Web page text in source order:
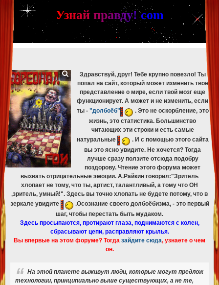
[phpBB Debug] PHP Warning : in file [ROOT]/phpbb/db/driver/mysqli.php
mysqli_fetch_assoc(): Couldn't fetch mysqli_result
[phpBB Debug] PHP Warning: in file[ROOT]/phpbb/db/driver/mysqli.php 329
mysqli_free_result(): Couldn't fetch mysqli_result
[phpBB Debug] PHP Warning
[ROOT]/phpbb/db/driver/mysqli.php on line 265
mysqli_fetch_assoc(): Couldn't fetch mysqli_result
[phpBB Debug] PHP Warning
: in file [ROOT]/phpbb/db/driver/mysqli.php on line329
mysqli_free_result(): Couldn't fetch mysqli_result
Узнай правду! com
Здравствуй, друг! Тебе крупно повезло! Ты
попал на сайт, который может изменить твоё
представление о мире, если твой мозг еще
функционирует. А может и не изменить, если
ты - "долбоёб"
. Это не оскорбление, это
жизнь, это статистика. Большинство
читающих эти строки и есть самые
натуральные
. И с помощью этого сайта
вы это ясно увидите. Не хочется? Тогда
лучше сразу ползите отсюда подобру
поздорову. Чтение этого форума может
вызвать отрицательные эмоции. А.Райкин говорил:"Зритель
хлопает не тому, что ты, артист, талантливый, а тому что ОН
,зритель, умный!". Здесь вы точно хлопать не будете потому, что в
зеркале увидите
.Осознание своего долбоёбизма, - это первый
шаг, чтобы перестать быть мудаком.
Здесь просыпаются, протирают глаза, поднимаются с колен,
сбрасывают цепи, расправляют крылья.
Вы впервые на этом форуме? Тогда зайдите сюда, узнаете о чем
он.
На этой планете выживут люди, которые могут предлож
технологии, принципиально выше существующих, а не те,